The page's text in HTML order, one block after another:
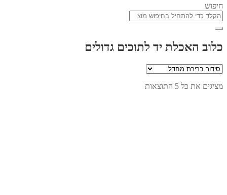
חיפוש
כלוב האכלת יד לתוכים גדולים
מציגים את כל ⁦5⁩ התוצאות